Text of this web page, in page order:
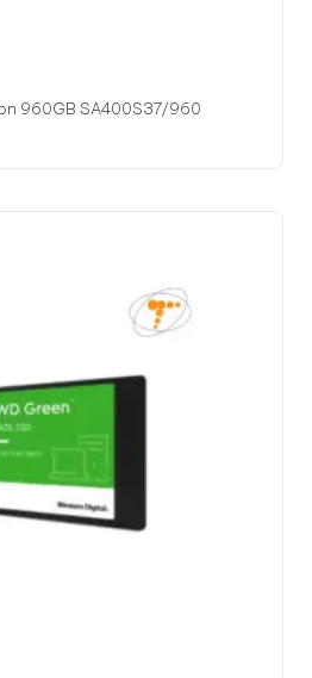
960GB SA400S37/960